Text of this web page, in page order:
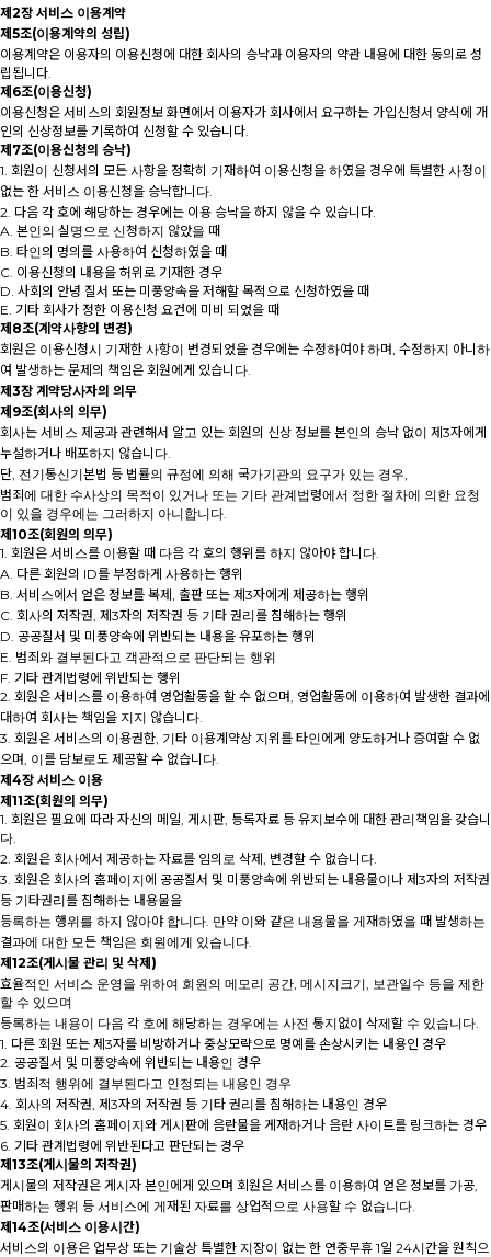
제2장 서비스 이용계약
제5조(이용계약의 성립)
이용계약은 이용자의 이용신청에 대한 회사의 승낙과 이용자의 약관 내용에 대한 동의로 성
립됩니다.
제6조(이용신청)
이용신청은 서비스의 회원정보 화면에서 이용자가 회사에서 요구하는 가입신청서 양식에 개
인의 신상정보를 기록하여 신청할 수 있습니다.
제7조(이용신청의 승낙)
1. 회원이 신청서의 모든 사항을 정확히 기재하여 이용신청을 하였을 경우에 특별한 사정이
없는 한 서비스 이용신청을 승낙합니다.
2. 다음 각 호에 해당하는 경우에는 이용 승낙을 하지 않을 수 있습니다.
A. 본인의 실명으로 신청하지 않았을 때
B. 타인의 명의를 사용하여 신청하였을 때
C. 이용신청의 내용을 허위로 기재한 경우
D. 사회의 안녕 질서 또는 미풍양속을 저해할 목적으로 신청하였을 때
E. 기타 회사가 정한 이용신청 요건에 미비 되었을 때
제8조(계약사항의 변경)
회원은 이용신청시 기재한 사항이 변경되었을 경우에는 수정하여야 하며, 수정하지 아니하
여 발생하는 문제의 책임은 회원에게 있습니다.
제3장 계약당사자의 의무
제9조(회사의 의무)
회사는 서비스 제공과 관련해서 알고 있는 회원의 신상 정보를 본인의 승낙 없이 제3자에게
누설하거나 배포하지 않습니다.
단, 전기통신기본법 등 법률의 규정에 의해 국가기관의 요구가 있는 경우,
범죄에 대한 수사상의 목적이 있거나 또는 기타 관계법령에서 정한 절차에 의한 요청
이 있을 경우에는 그러하지 아니합니다.
제10조(회원의 의무)
1. 회원은 서비스를 이용할 때 다음 각 호의 행위를 하지 않아야 합니다.
A. 다른 회원의 ID를 부정하게 사용하는 행위
B. 서비스에서 얻은 정보를 복제, 출판 또는 제3자에게 제공하는 행위
C. 회사의 저작권, 제3자의 저작권 등 기타 권리를 침해하는 행위
D. 공공질서 및 미풍양속에 위반되는 내용을 유포하는 행위
E. 범죄와 결부된다고 객관적으로 판단되는 행위
F. 기타 관계법령에 위반되는 행위
2. 회원은 서비스를 이용하여 영업활동을 할 수 없으며, 영업활동에 이용하여 발생한 결과에
대하여 회사는 책임을 지지 않습니다.
3. 회원은 서비스의 이용권한, 기타 이용계약상 지위를 타인에게 양도하거나 증여할 수 없
으며, 이를 담보로도 제공할 수 없습니다.
제4장 서비스 이용
제11조(회원의 의무)
1. 회원은 필요에 따라 자신의 메일, 게시판, 등록자료 등 유지보수에 대한 관리책임을 갖습니
다.
2. 회원은 회사에서 제공하는 자료를 임의로 삭제, 변경할 수 없습니다.
3. 회원은 회사의 홈페이지에 공공질서 및 미풍양속에 위반되는 내용물이나 제3자의 저작권
등 기타권리를 침해하는 내용물을
등록하는 행위를 하지 않아야 합니다. 만약 이와 같은 내용물을 게재하였을 때 발생하는
결과에 대한 모든 책임은 회원에게 있습니다.
제12조(게시물 관리 및 삭제)
효율적인 서비스 운영을 위하여 회원의 메모리 공간, 메시지크기, 보관일수 등을 제한
할 수 있으며
등록하는 내용이 다음 각 호에 해당하는 경우에는 사전 통지없이 삭제할 수 있습니다.
1. 다른 회원 또는 제3자를 비방하거나 중상모략으로 명예를 손상시키는 내용인 경우
2. 공공질서 및 미풍양속에 위반되는 내용인 경우
3. 범죄적 행위에 결부된다고 인정되는 내용인 경우
4. 회사의 저작권, 제3자의 저작권 등 기타 권리를 침해하는 내용인 경우
5. 회원이 회사의 홈페이지와 게시판에 음란물을 게재하거나 음란 사이트를 링크하는 경우
6. 기타 관계법령에 위반된다고 판단되는 경우
제13조(게시물의 저작권)
게시물의 저작권은 게시자 본인에게 있으며 회원은 서비스를 이용하여 얻은 정보를 가공,
판매하는 행위 등 서비스에 게재된 자료를 상업적으로 사용할 수 없습니다.
제14조(서비스 이용시간)
서비스의 이용은 업무상 또는 기술상 특별한 지장이 없는 한 연중무휴 1일 24시간을 원칙으